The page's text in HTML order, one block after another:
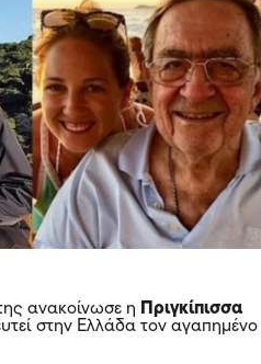
ανακοίνωσε η Πριγκίπισσα
στην Ελλάδα τον αγαπημένο